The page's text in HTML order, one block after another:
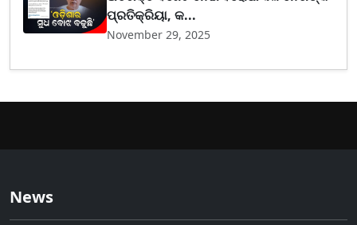
ପ୍ରତିକ୍ରିୟା, କ...
November 29, 2025
News